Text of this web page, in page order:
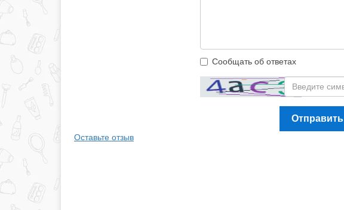
Сообщать об ответах
Отправить
Оставьте отзыв